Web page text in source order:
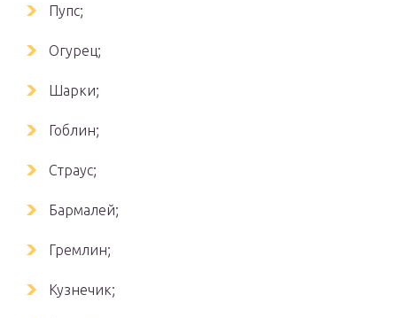
Пупс;
Огурец;
Шарки;
Гоблин;
Страус;
Бармалей;
Гремлин;
Кузнечик;